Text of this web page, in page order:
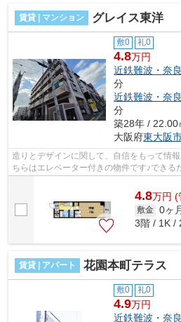
賃貸 | マンション グレイス東洋
敷0 礼0
4.8万円
近鉄難波・奈
分
近鉄難波・奈
分
築28年 / 22.00
大阪府東大阪
造りとデザインに関して、自信をもって情
ちらはエレベーター付きの物件です♪できる
方は当社スタッフまでご連絡くださ...
4.8万円 (
敷金 0ヶ
3階 / 1K /
賃貸 | アパート 花園本町テラス
敷0 礼0
4.9万円
近鉄難波・奈